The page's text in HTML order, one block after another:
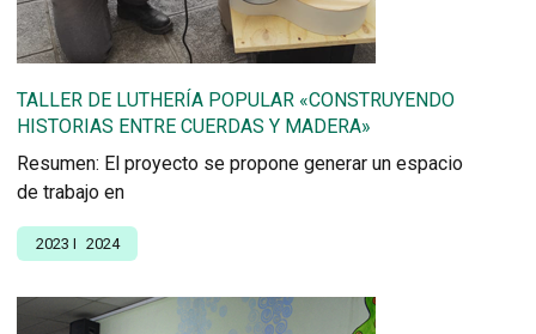
TALLER DE LUTHERÍA POPULAR «CONSTRUYENDO
HISTORIAS ENTRE CUERDAS Y MADERA»
Resumen: El proyecto se propone generar un espacio
de trabajo en
2023 I 2024